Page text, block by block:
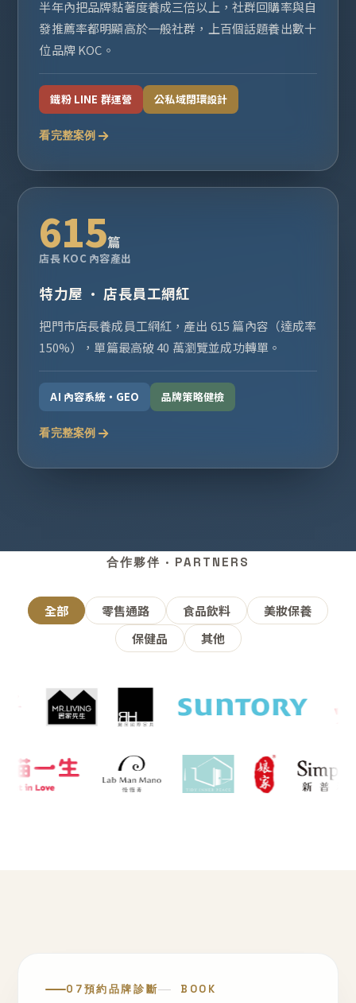
半年內把品牌黏著度養成三倍以上，社群回購率與自
發推薦率都明顯高於一般社群，上百個話題養出數十
位品牌 KOC。
鐵粉 LINE 群運營 公私域閉環設計
看完整案例
615篇
店長 KOC 內容產出
特力屋 · 店長員工網紅
把門市店長養成員工網紅，產出 615 篇內容（達成率
150%），單篇最高破 40 萬瀏覽並成功轉單。
AI 內容系統・GEO 品牌策略健檢
看完整案例
合作夥伴 · PARTNERS
全部 零售通路 食品飲料
美妝保養
保健品
其他
07預約品牌診斷 BOOK